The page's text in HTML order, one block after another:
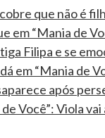
que não é
em “Mania de
Filipa e se
em “Mania de
após
Você”: Viola